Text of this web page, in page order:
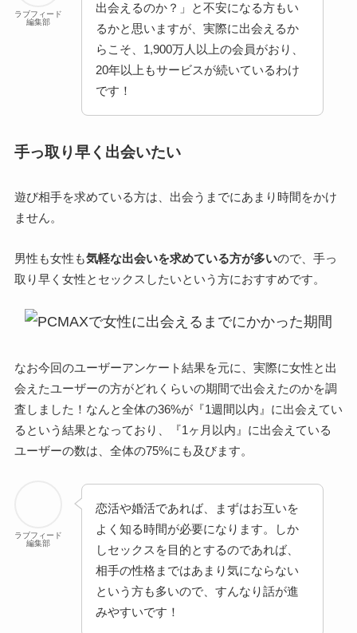
ラブフィード
編集部
出会えるのか？」と不安になる方もい
るかと思いますが、実際に出会えるか
らこそ、1,900万人以上の会員がおり、
20年以上もサービスが続いているわけ
です！
手っ取り早く出会いたい
遊び相手を求めている方は、出会うまでにあまり時間をかけ
ません。
男性も女性も気軽な出会いを求めている方が多いので、手っ
取り早く女性とセックスしたいという方におすすめです。
なお今回のユーザーアンケート結果を元に、実際に女性と出
会えたユーザーの方がどれくらいの期間で出会えたのかを調
査しました！なんと全体の36%が『1週間以内』に出会えてい
るという結果となっており、『1ヶ月以内』に出会えている
ユーザーの数は、全体の75%にも及びます。
ラブフィード
編集部
恋活や婚活であれば、まずはお互いを
よく知る時間が必要になります。しか
しセックスを目的とするのであれば、
相手の性格まではあまり気にならない
という方も多いので、すんなり話が進
みやすいです！